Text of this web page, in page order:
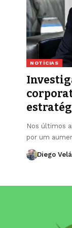
NOTÍCIAS
Nos últimos
por um
Diego